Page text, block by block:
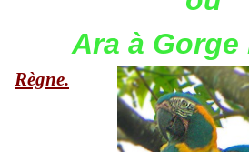
Ara à Gorge
Règne.